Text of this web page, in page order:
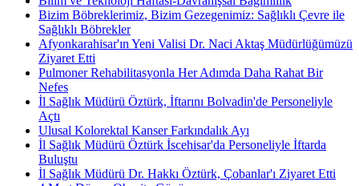
Bizim Böbreklerimiz, Bizim Gezegenimiz: Sağlıklı Çevre ile
Sağlıklı Böbrekler
Afyonkarahisar'ın Yeni Valisi Dr. Naci Aktaş Müdürlüğümüzü
Ziyaret Etti
Pulmoner Rehabilitasyonla Her Adımda Daha Rahat Bir
Nefes
İl Sağlık Müdürü Öztürk, İftarını Bolvadin'de Personeliyle
Açtı
Ulusal Kolorektal Kanser Farkındalık Ayı
İl Sağlık Müdürü Öztürk İscehisar'da Personeliyle İftarda
Buluştu
İl Sağlık Müdürü Dr. Hakkı Öztürk, Çobanlar'ı Ziyaret Etti